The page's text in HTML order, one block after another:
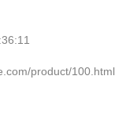
product/100.html